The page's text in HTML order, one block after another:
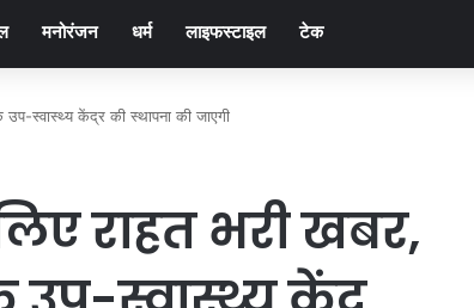
मनोरंजन धर्म लाइफस्टाइल टेक
स्वास्थ्य केंद्र की स्थापना की जाएगी
राहत भरी खबर,